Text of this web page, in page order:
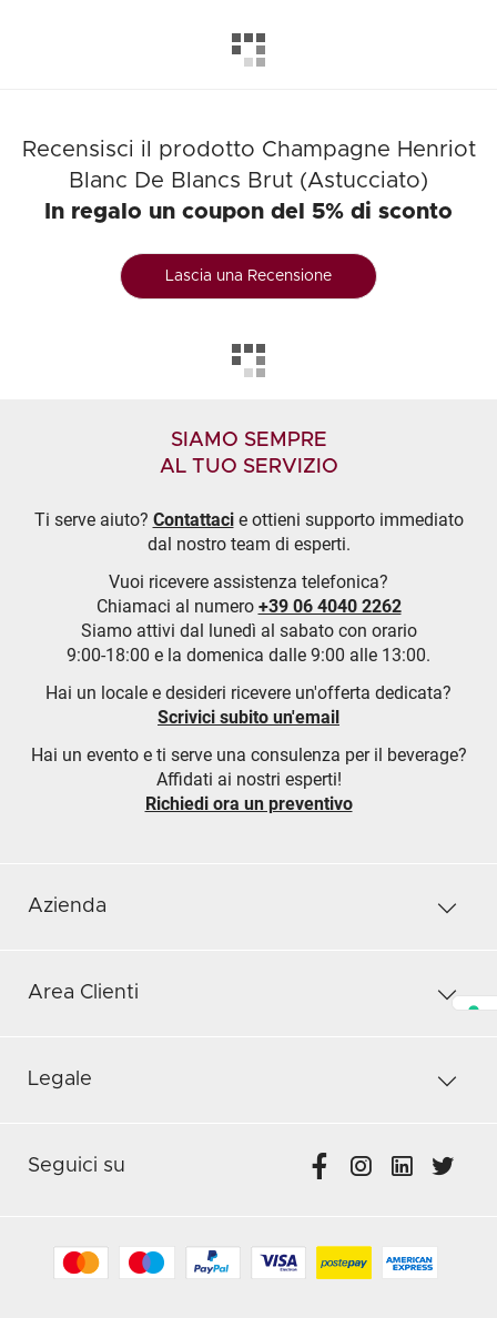
Recensisci il prodotto Champagne Henriot
Blanc De Blancs Brut (Astucciato)
In regalo un coupon del 5% di sconto
Lascia una Recensione
SIAMO SEMPRE
AL TUO SERVIZIO
Ti serve aiuto? Contattacie ottieni supporto immediato
dal nostro team di esperti.
Vuoi ricevere assistenza telefonica?
Chiamaci al numero +39 06 4040 2262
Siamo attivi dal lunedì al sabato con orario
9:00-18:00 e la domenica dalle 9:00 alle 13:00.
Hai un locale e desideri ricevere un'offerta dedicata?
Scrivici subito un'email
Hai un evento e ti serve una consulenza per il beverage?
Affidati ai nostri esperti!
Richiedi ora un preventivo
Azienda
Area Clienti
Legale
Seguici su